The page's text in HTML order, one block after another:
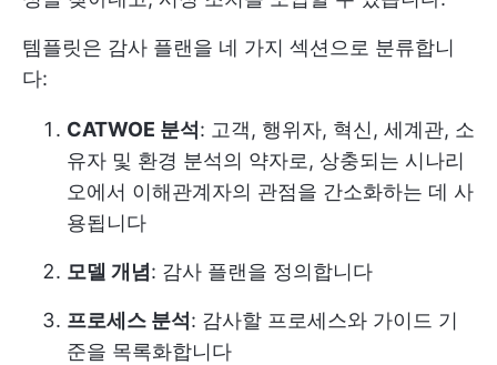
템플릿은 감사 플랜을 네 가지 섹션으로 분류합니
다:
CATWOE 분석 : 고객, 행위자, 혁신, 세계관, 소
유자 및 환경 분석의 약자로, 상충되는 시나리
오에서 이해관계자의 관점을 간소화하는 데 사
용됩니다
모델 개념 : 감사 플랜을 정의합니다
프로세스 분석 : 감사할 프로세스와 가이드 기
준을 목록화합니다